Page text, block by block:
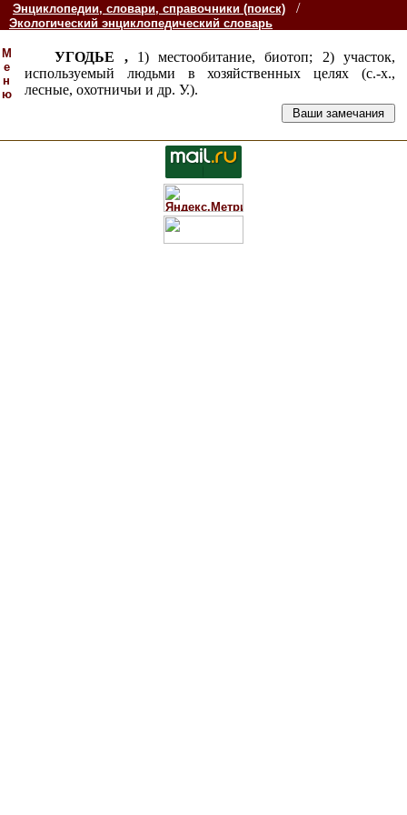
Энциклопедии, словари, справочники (поиск) /
Экологический энциклопедический словарь
М
е
н
ю
УГОДЬЕ , 1) местообитание, биотоп; 2) участок,
используемый людьми в хозяйственных целях (с.-х.,
лесные, охотничьи и др. У.).